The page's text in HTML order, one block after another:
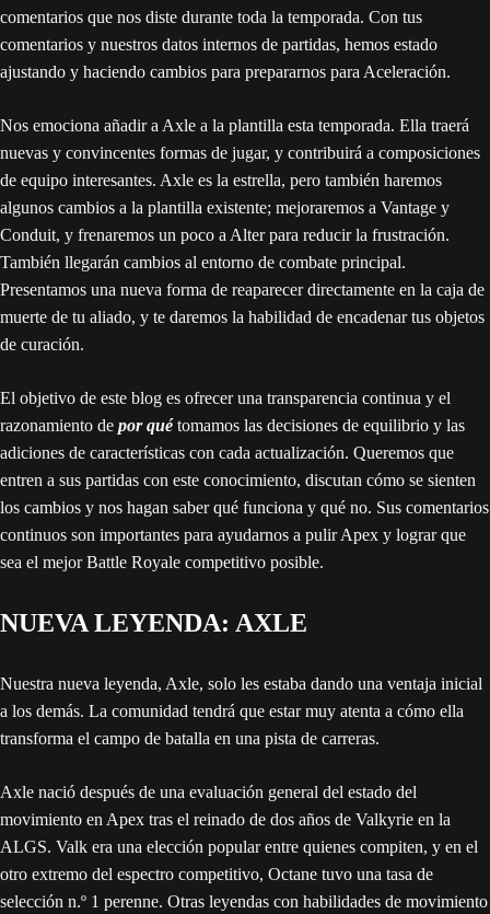
comentarios que nos diste durante toda la temporada. Con tus
comentarios y nuestros datos internos de partidas, hemos estado
ajustando y haciendo cambios para prepararnos para Aceleración.
Nos emociona añadir a Axle a la plantilla esta temporada. Ella traerá
nuevas y convincentes formas de jugar, y contribuirá a composiciones
de equipo interesantes. Axle es la estrella, pero también haremos
algunos cambios a la plantilla existente; mejoraremos a Vantage y
Conduit, y frenaremos un poco a Alter para reducir la frustración.
También llegarán cambios al entorno de combate principal.
Presentamos una nueva forma de reaparecer directamente en la caja de
muerte de tu aliado, y te daremos la habilidad de encadenar tus objetos
de curación.
El objetivo de este blog es ofrecer una transparencia continua y el
razonamiento de por quétomamos las decisiones de equilibrio y las
adiciones de características con cada actualización. Queremos que
entren a sus partidas con este conocimiento, discutan cómo se sienten
los cambios y nos hagan saber qué funciona y qué no. Sus comentarios
continuos son importantes para ayudarnos a pulir Apex y lograr que
sea el mejor Battle Royale competitivo posible.
NUEVA LEYENDA: AXLE
Nuestra nueva leyenda, Axle, solo les estaba dando una ventaja inicial
a los demás. La comunidad tendrá que estar muy atenta a cómo ella
transforma el campo de batalla en una pista de carreras.
Axle nació después de una evaluación general del estado del
movimiento en Apex tras el reinado de dos años de Valkyrie en la
ALGS. Valk era una elección popular entre quienes compiten, y en el
otro extremo del espectro competitivo, Octane tuvo una tasa de
selección n.º 1 perenne. Otras leyendas con habilidades de movimiento